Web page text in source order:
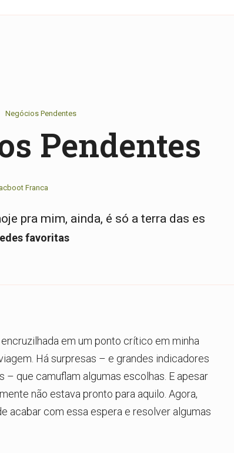
Negócios Pendentes
Pendentes
Franca
pra mim, ainda, é só a terra das es
favoritas
em um ponto crítico em minha
Há surpresas – e grandes indicadores
– que camuflam algumas escolhas. E apesar
não estava pronto para aquilo. Agora,
acabar com essa espera e resolver algumas